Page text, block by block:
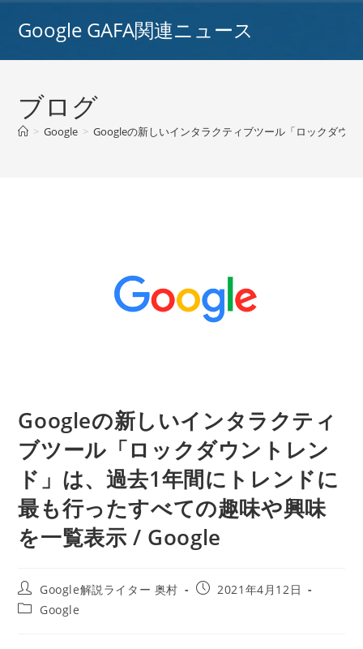
Google GAFA関連ニュース
ブログ
> Google > Googleの新しいインタラクティブツール「ロックダウ
Googleの新しいインタラクティ
ブツール「ロックダウントレン
ド」は、過去1年間にトレンドに
最も行ったすべての趣味や興味
を一覧表示 / Google
投
稿
者:
Google解説ライター 奥村
投
2021年4月12日
投
Google